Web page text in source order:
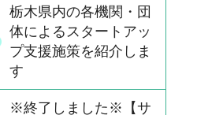
栃木県内の各機関・団
体によるスタートアッ
プ支援施策を紹介しま
す
※終了しました※【サ